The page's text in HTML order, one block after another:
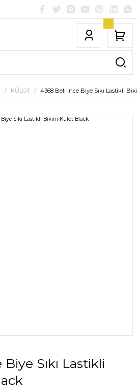
KÜLOT 4368 Beli İnce Biye Sıkı Lastikli
Sıkı Lastikli